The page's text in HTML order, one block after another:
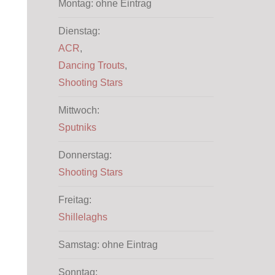
Montag: ohne Eintrag
Dienstag:
ACR,
Dancing Trouts,
Shooting Stars
Mittwoch:
Sputniks
Donnerstag:
Shooting Stars
Freitag:
Shillelaghs
Samstag: ohne Eintrag
Sonntag: